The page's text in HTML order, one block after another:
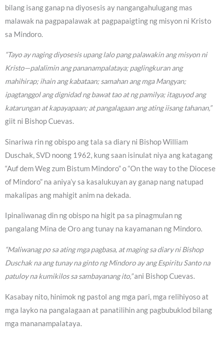
bilang isang ganap na diyosesis ay nangangahulugang mas
malawak na pagpapalawak at pagpapaigting ng misyon ni Kristo
sa Mindoro.
“Tayo ay naging diyosesis upang lalo pang palawakin ang misyon ni
Kristo—palalimin ang pananampalataya; paglingkuran ang
mahihirap; ihain ang kabataan; samahan ang mga Mangyan;
ipagtanggol ang dignidad ng bawat tao at ng pamilya; itaguyod ang
katarungan at kapayapaan; at pangalagaan ang ating iisang tahanan,”
giit ni Bishop Cuevas.
Sinariwa rin ng obispo ang tala sa diary ni Bishop William
Duschak, SVD noong 1962, kung saan isinulat niya ang katagang
“Auf dem Weg zum Bistum Mindoro” o “On the way to the Diocese
of Mindoro” na aniya’y sa kasalukuyan ay ganap nang natupad
makalipas ang mahigit anim na dekada.
Ipinaliwanag din ng obispo na higit pa sa pinagmulan ng
pangalang Mina de Oro ang tunay na kayamanan ng Mindoro.
“Maliwanag po sa ating mga pagbasa, at maging sa diary ni Bishop
Duschak na ang tunay na ginto ng Mindoro ay ang Espiritu Santo na
patuloy na kumikilos sa sambayanang ito,”ani Bishop Cuevas.
Kasabay nito, hinimok ng pastol ang mga pari, mga relihiyoso at
mga layko na pangalagaan at panatilihin ang pagbubuklod bilang
mga mananampalataya.